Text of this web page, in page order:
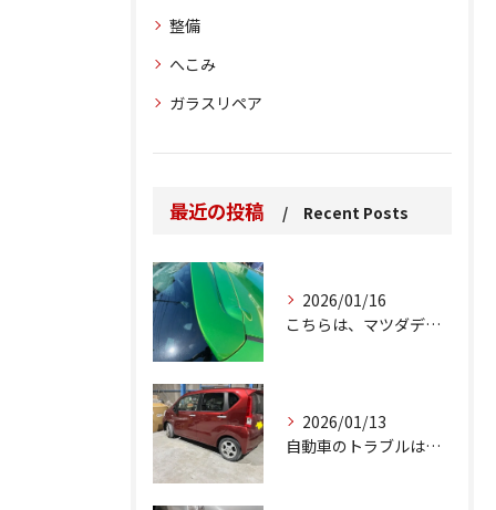
整備
へこみ
ガラスリペア
最近の投稿 Recent Posts
2026/01/16
こちらは、マツダデミオのゲートのルーフスポイラーで、経年劣化...
2026/01/13
自動車のトラブルは、日常生活において避けられない出来事の一つ...